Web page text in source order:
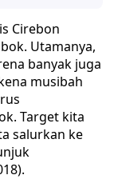
Cirebon
Utamanya,
banyak juga
musibah
Target kita
salurkan ke